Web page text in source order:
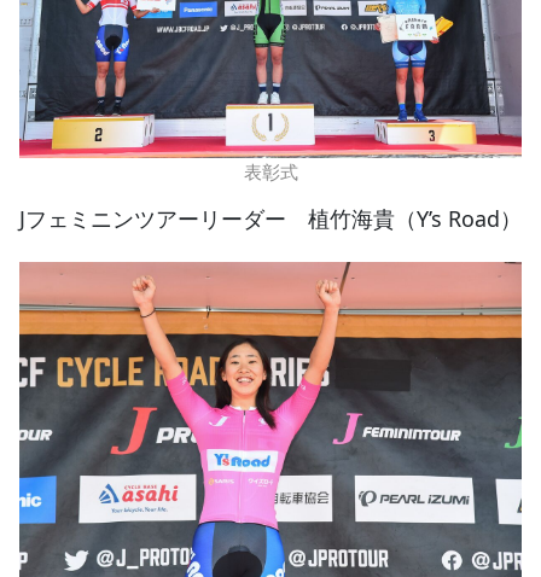
表彰式
Jフェミニンツアーリーダー 植竹海貴（Y’s Road）